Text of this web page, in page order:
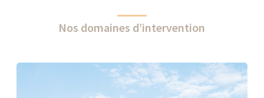
Nos domaines d’intervention